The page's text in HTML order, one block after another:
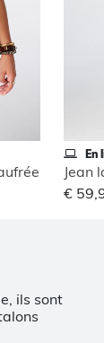
En
Jean
€
ils sont